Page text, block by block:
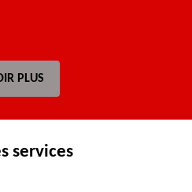
PLUS
services